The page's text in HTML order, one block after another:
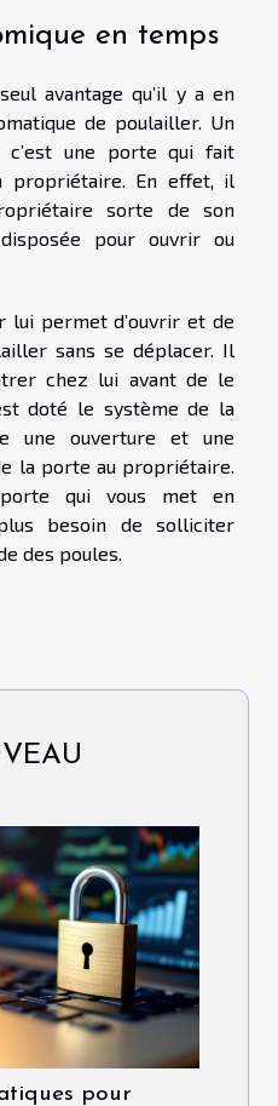
en temps
avantage qu’il y a en
de poulailler. Un
c’est une porte qui fait
propriétaire. En effet, il
sorte de son
pour ouvrir ou
lui permet d’ouvrir et de
sans se déplacer. Il
chez lui avant de le
doté le système de la
une ouverture et une
la porte au propriétaire.
qui vous met en
besoin de solliciter
des poules.
pour